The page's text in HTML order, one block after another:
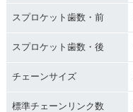
スプロケット歯数・前
スプロケット歯数・後
チェーンサイズ
標準チェーンリンク数